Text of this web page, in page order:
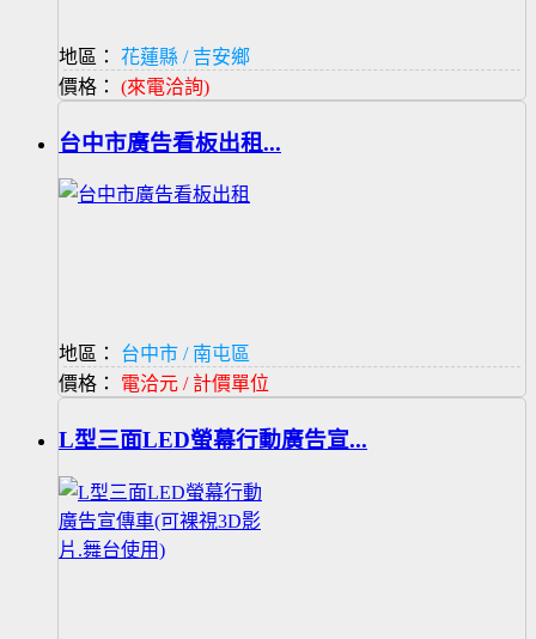
地區：
花蓮縣 / 吉安鄉
價格： (來電洽詢)
台中市廣告看板出租...
地區：
台中市 / 南屯區
價格： 電洽元 / 計價單位
L型三面LED螢幕行動廣告宣...